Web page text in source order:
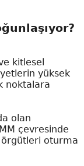
kitlesel
yüksek
noktalara
olan
çevresinde
örgütleri oturma